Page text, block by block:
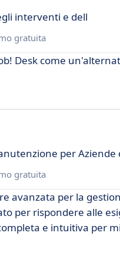
interventi e dell
gratuita
Desk come
per Aziende
gratuita
avanzata per la
per rispondere alle
e intuitiva per